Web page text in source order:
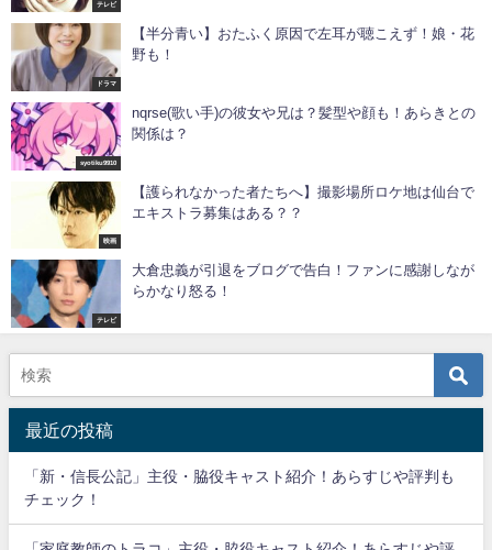
テレビ
ドラマ
【半分青い】おたふく原因で左耳が聴こえず！娘・花
野も！
syotiku9910
nqrse(歌い手)の彼女や兄は？髪型や顔も！あらきとの
関係は？
映画
【護られなかった者たちへ】撮影場所ロケ地は仙台で
エキストラ募集はある？？
テレビ
大倉忠義が引退をブログで告白！ファンに感謝しなが
らかなり怒る！
最近の投稿
「新・信長公記」主役・脇役キャスト紹介！あらすじや評判も
チェック！